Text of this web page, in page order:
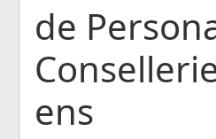
de
ens